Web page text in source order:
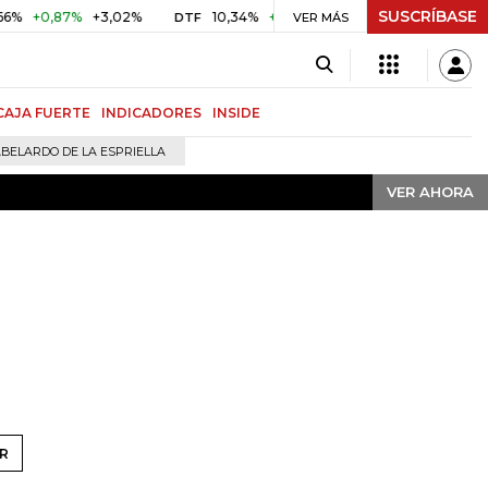
+3,02% DTF 10,34% +0,10% +0,98% UVR $ 416,91 +$
VER MÁS SUSCRÍBASE
FUERTE INDICADORES INSIDE
DE LA ESPRIELLA
VER AHORA
VER AHORA